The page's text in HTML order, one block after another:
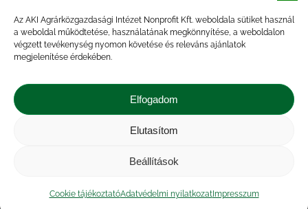
Az AKI Agrárközgazdasági Intézet Nonprofit Kft. weboldala sütiket használ
a weboldal működtetése, használatának megkönnyítése, a weboldalon
végzett tevékenység nyomon követése és releváns ajánlatok
megjelenítése érdekében.
Elfogadom
Elutasítom
Beállítások
Cookie tájékoztatóAdatvédelmi nyilatkozatImpresszum
szarvasmarha termelés termelői
ár tojás világpiac
vágóbárány
vágómarha vágósertés
Kapcsolat |
tájékoztató